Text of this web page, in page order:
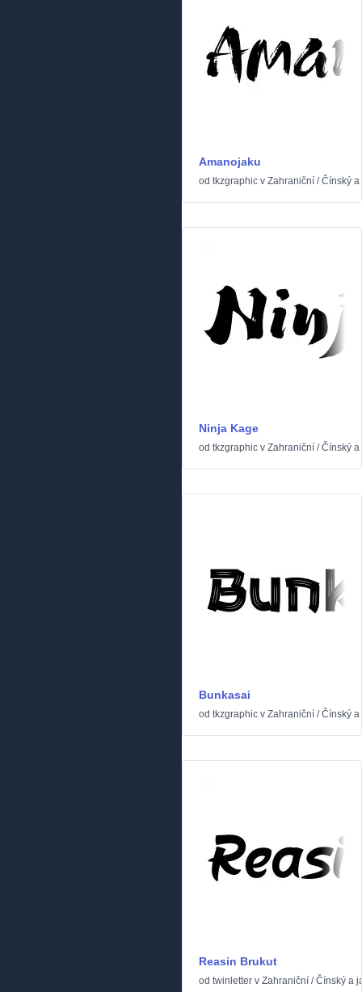
Amanojaku
od tkzgraphic v Zahraniční /Čínský
Ninja Kage
od tkzgraphic v Zahraniční /Čínský
Bunkasai
od tkzgraphic v Zahraniční /Čínský
Reasin Brukut
od twinletter v Zahraniční /Čínský a